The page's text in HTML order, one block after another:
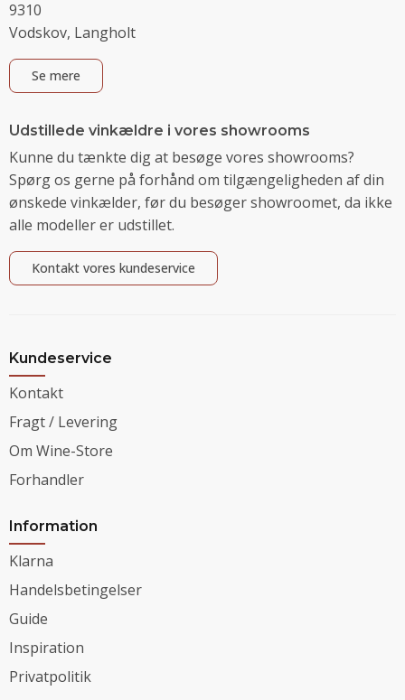
9310
Vodskov, Langholt
Se mere
Udstillede vinkældre i vores showrooms
Kunne du tænkte dig at besøge vores showrooms?
Spørg os gerne på forhånd om tilgængeligheden af din
ønskede vinkælder, før du besøger showroomet, da ikke
alle modeller er udstillet.
Kontakt vores kundeservice
Kundeservice
Kontakt
Fragt / Levering
Om Wine-Store
Forhandler
Information
Klarna
Handelsbetingelser
Guide
Inspiration
Privatpolitik